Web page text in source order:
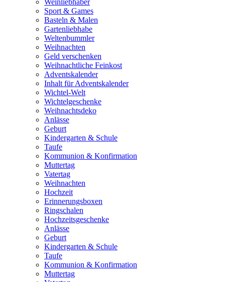
Weinliebhaber
Sport & Games
Basteln & Malen
Gartenliebhabe
Weltenbummler
Weihnachten
Geld verschenken
Weihnachtliche Feinkost
Adventskalender
Inhalt für Adventskalender
Wichtel-Welt
Wichtelgeschenke
Weihnachtsdeko
Anlässe
Geburt
Kindergarten & Schule
Taufe
Kommunion & Konfirmation
Muttertag
Vatertag
Weihnachten
Hochzeit
Erinnerungsboxen
Ringschalen
Hochzeitsgeschenke
Anlässe
Geburt
Kindergarten & Schule
Taufe
Kommunion & Konfirmation
Muttertag